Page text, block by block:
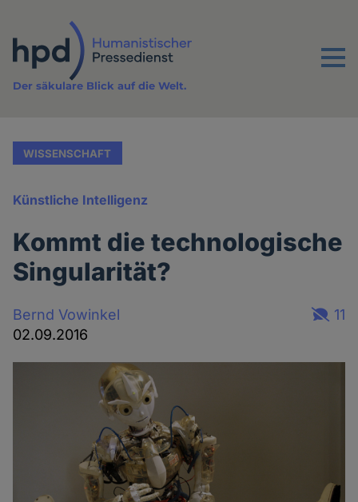
Inhalt
Menu
Der säkulare Blick auf die Welt.
WISSENSCHAFT
Künstliche Intelligenz
Kommt die technologische
Singularität?
Bernd Vowinkel
02.09.2016
11